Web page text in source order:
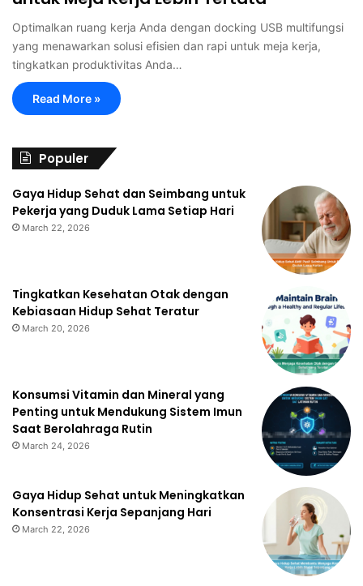
Optimalkan ruang kerja Anda dengan docking USB multifungsi
yang menawarkan solusi efisien dan rapi untuk meja kerja,
tingkatkan produktivitas Anda…
Read More »
Populer
Gaya Hidup Sehat dan Seimbang untuk
Pekerja yang Duduk Lama Setiap Hari
March 22, 2026
Tingkatkan Kesehatan Otak dengan
Kebiasaan Hidup Sehat Teratur
March 20, 2026
Konsumsi Vitamin dan Mineral yang
Penting untuk Mendukung Sistem Imun
Saat Berolahraga Rutin
March 24, 2026
Gaya Hidup Sehat untuk Meningkatkan
Konsentrasi Kerja Sepanjang Hari
March 22, 2026